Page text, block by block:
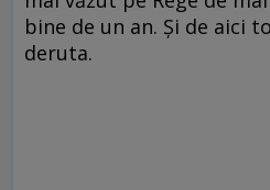
bine de un an. Şi de aici
deruta.